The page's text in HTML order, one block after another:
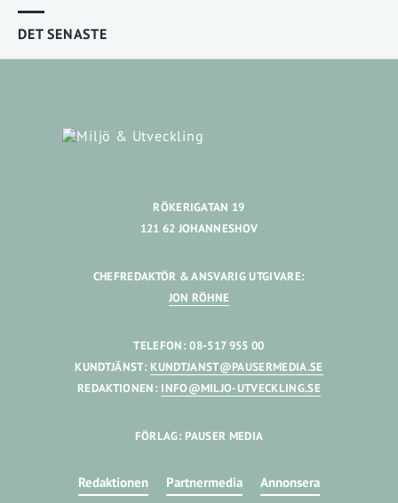
DET SENASTE
RÖKERIGATAN 19
121 62 JOHANNESHOV
CHEFREDAKTÖR & ANSVARIG UTGIVARE:
JON RÖHNE
TELEFON: 08-517 955 00
KUNDTJÄNST: KUNDTJANST@PAUSERMEDIA.SE
REDAKTIONEN: INFO@MILJO-UTVECKLING.SE
FÖRLAG: PAUSER MEDIA
Redaktionen Partnermedia Annonsera